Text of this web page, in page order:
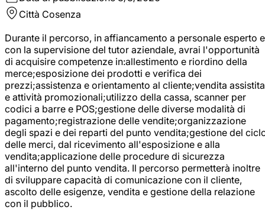
Città Cosenza
Durante il percorso, in affiancamento a personale esperto e
con la supervisione del tutor aziendale, avrai l'opportunità
di acquisire competenze in:allestimento e riordino della
merce;esposizione dei prodotti e verifica dei
prezzi;assistenza e orientamento al cliente;vendita assistita
e attività promozionali;utilizzo della cassa, scanner per
codici a barre e POS;gestione delle diverse modalità di
pagamento;registrazione delle vendite;organizzazione
degli spazi e dei reparti del punto vendita;gestione del
delle merci, dal ricevimento all'esposizione e alla
vendita;applicazione delle procedure di sicurezza
all'interno del punto vendita. Il percorso permetterà inoltre
di sviluppare capacità di comunicazione con il cliente,
ascolto delle esigenze, vendita e gestione della relazione
con il pubblico.